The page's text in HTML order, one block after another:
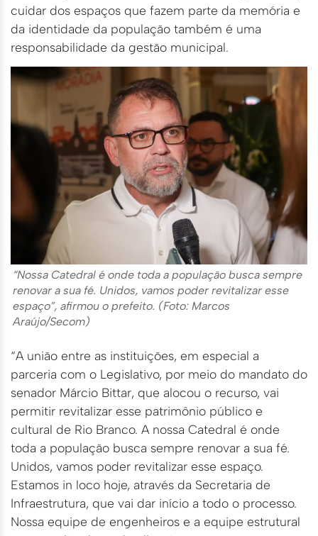
cuidar dos espaços que fazem parte da memória e
da identidade da população também é uma
responsabilidade da gestão municipal.
“Nossa Catedral é onde toda a população busca sempre
renovar a sua fé. Unidos, vamos poder revitalizar esse
espaço”, afirmou o prefeito. (Foto: Marcos
Araújo/Secom)
“A união entre as instituições, em especial a
parceria com o Legislativo, por meio do mandato do
senador Márcio Bittar, que alocou o recurso, vai
permitir revitalizar esse patrimônio público e
cultural de Rio Branco. A nossa Catedral é onde
toda a população busca sempre renovar a sua fé.
Unidos, vamos poder revitalizar esse espaço.
Estamos in loco hoje, através da Secretaria de
Infraestrutura, que vai dar início a todo o processo.
Nossa equipe de engenheiros e a equipe estrutural